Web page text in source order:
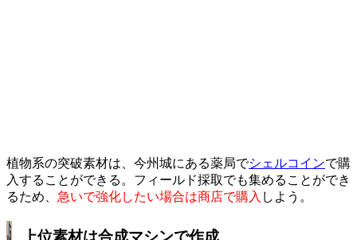
植物系の突破素材は、今州城にある薬局でシェルコインで購
入することができる。フィールド採取でも集めることができ
るため、 急いで強化したい場合は商店で購入 しよう。
上位素材は合成マシンで作成